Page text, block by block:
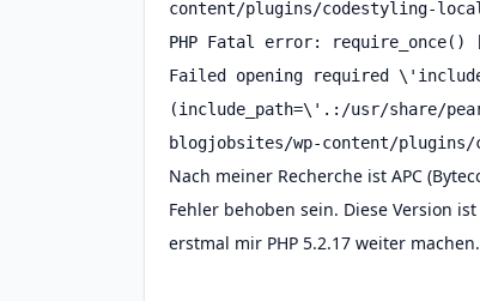
content/plugins/codestyling-
PHP Fatal error:
Failed opening required
(include_path=\'.:/usr/share/
blogjobsites/wp-content/
Nach meiner Recherche ist APC
Fehler behoben sein. Diese Version
erstmal mir PHP 5.2.17 weiter machen.